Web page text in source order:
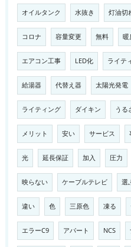
オイルタンク 水抜き 灯油切
コロナ 容量変更 無料 暖
エアコン工事 LED化 ライテ
給湯器 代替え器 太陽光発電
ライティング ダイキン うる
メリット 安い サービス
光 延長保証 加入 圧力
映らない ケーブルテレビ 選
違い 色 三原色 凍る
エラーC9 アパート NCS